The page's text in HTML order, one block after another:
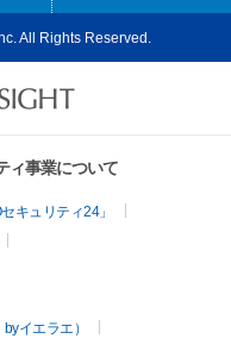
All Rights Reserved.
ィ事業について
キュリティ24」
イエラエ）